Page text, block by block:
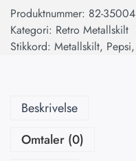
Produktnummer: 82-35004
Kategori: Retro Metallskilt
Stikkord: Metallskilt, Pepsi,
Beskrivelse
Omtaler (0)